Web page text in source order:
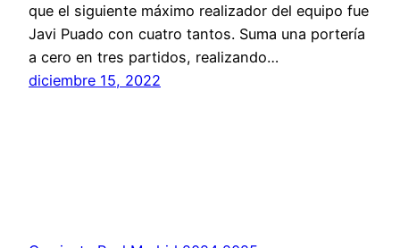
que el siguiente máximo realizador del equipo fue
Javi Puado con cuatro tantos. Suma una portería
a cero en tres partidos, realizando…
diciembre 15, 2022